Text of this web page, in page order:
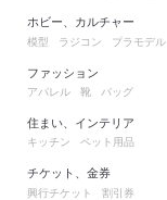
ホビー、カルチャー
模型 ラジコン プラモデル
ファッション
アパレル 靴 バッグ
住まい、インテリア
キッチン ペット用品
チケット、金券
興行チケット 割引券